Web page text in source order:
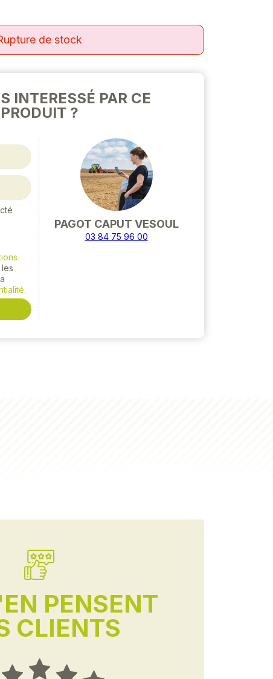
de stock
INTERESSÉ PAR CE
PRODUIT ?
, les
.
PAGOT CAPUT VESOUL
03 84 75 96 00
PENSENT
CLIENTS